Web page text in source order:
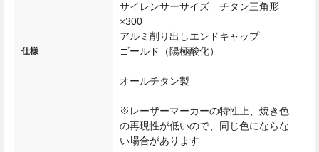
仕様
サイレンサーサイズ チタン三角形
×300
アルミ削り出しエンドキャップ
ゴールド（陽極酸化）
オールチタン製
※レーザーマーカーの特性上、焼き色
の再現性が低いので、同じ色にならな
い場合があります